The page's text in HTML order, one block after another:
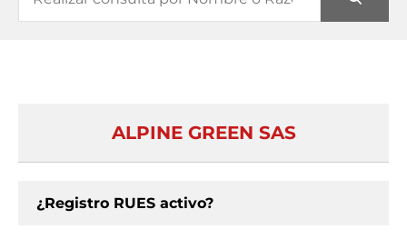
ALPINE GREEN SAS
¿Registro RUES activo?